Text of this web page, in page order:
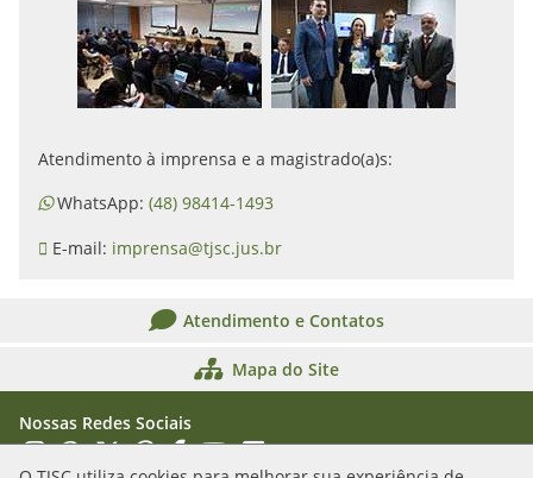
Atendimento à imprensa e a magistrado(a)s:
WhatsApp: (48) 98414-1493
E-mail: imprensa@tjsc.jus.br
Atendimento e Contatos
Mapa do Site
Nossas Redes Sociais
Acessar Instagram
Acessar WhatsApp
Acessar XAcessar Threads
Acessar Facebook
Acessar YouTube
Acessar Flickr
Acessar SoundCloud